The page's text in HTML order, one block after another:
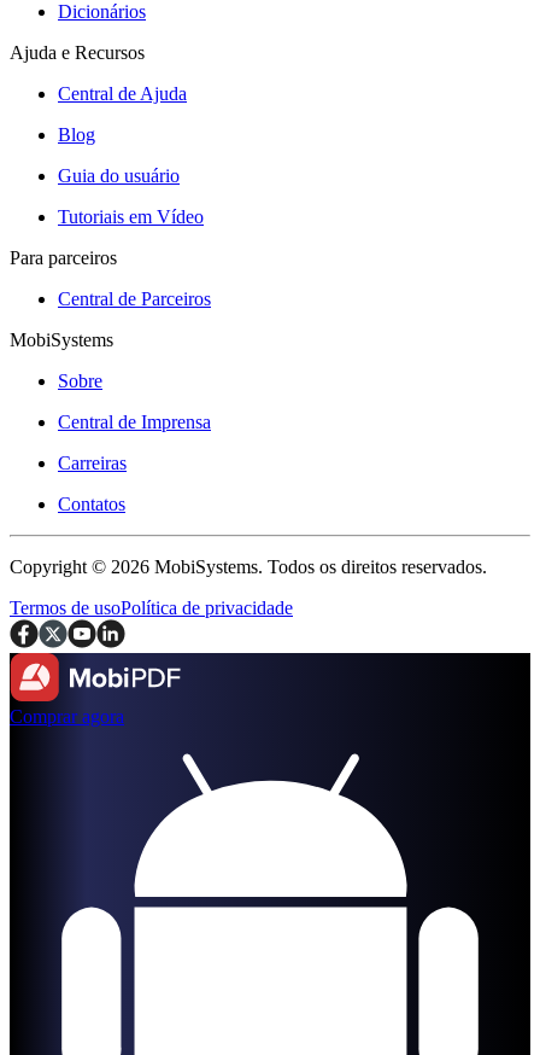
Dicionários
Ajuda e Recursos
Central de Ajuda
Blog
Guia do usuário
Tutoriais em Vídeo
Para parceiros
Central de Parceiros
MobiSystems
Sobre
Central de Imprensa
Carreiras
Contatos
Copyright © 2026 MobiSystems. Todos os direitos reservados.
Termos de usoPolítica de privacidade
Comprar agora